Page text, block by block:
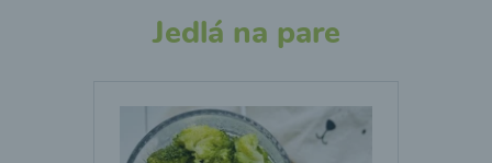
Jedlá na pare